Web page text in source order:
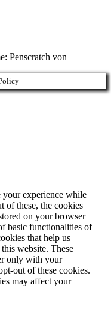
Penscratch von
your experience while
of these, the cookies
on your browser
basic functionalities of
that help us
website. These
only with your
out of these cookies.
may affect your